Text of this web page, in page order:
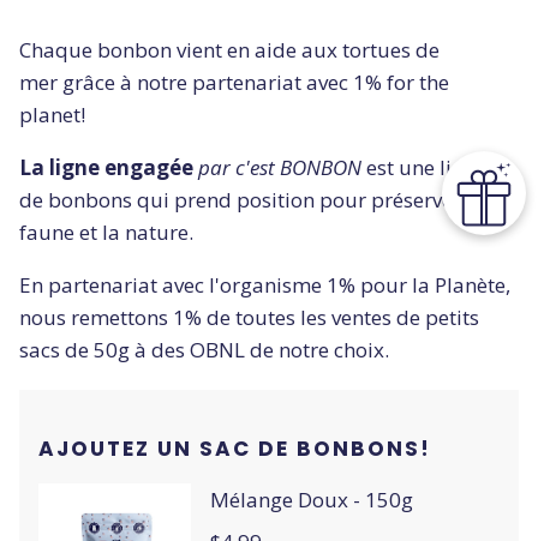
Chaque bonbon vient en aide aux tortues de
mer grâce à notre partenariat avec 1% for the
planet!
La ligne engagéepar c'est BONBONest une ligne
de bonbons qui prend position pour préserver la
faune et la nature.
En partenariat avec l'organisme 1% pour la Planète,
nous remettons 1% de toutes les ventes de petits
sacs de 50g à des OBNL de notre choix.
AJOUTEZ UN SAC DE BONBONS!